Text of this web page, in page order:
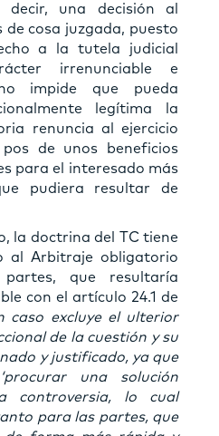
decir, una decisión al
cosa juzgada, puesto
a la tutela judicial
irrenunciable e
impide que pueda
legítima la
renuncia al ejercicio
de unos beneficios
para el interesado más
pudiera resultar de
doctrina del TC tiene
al Arbitraje obligatorio
que resultaría
con el artículo 24.1 de
caso excluye el ulterior
de la cuestión y su
y justificado, ya que
una solución
controversia, lo cual
para las partes, que